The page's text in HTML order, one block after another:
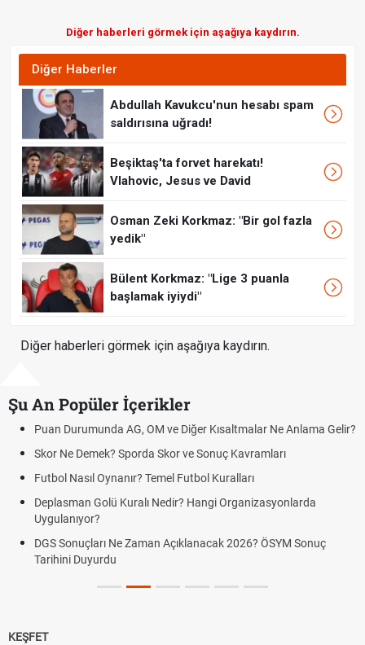
Diğer haberleri görmek için aşağıya kaydırın.
Diğer Haberler
Abdullah Kavukcu'nun hesabı spam
saldırısına uğradı!
Beşiktaş'ta forvet harekatı!
Vlahovic, Jesus ve David
Osman Zeki Korkmaz: "Bir gol fazla
yedik"
Bülent Korkmaz: "Lige 3 puanla
başlamak iyiydi"
Diğer haberleri görmek için aşağıya kaydırın.
Şu An Popüler İçerikler
Puan Durumunda AG, OM ve Diğer Kısaltmalar Ne Anlama Gelir?
Skor Ne Demek? Sporda Skor ve Sonuç Kavramları
Futbol Nasıl Oynanır? Temel Futbol Kuralları
Deplasman Golü Kuralı Nedir? Hangi Organizasyonlarda
Uygulanıyor?
DGS Sonuçları Ne Zaman Açıklanacak 2026? ÖSYM Sonuç
Tarihini Duyurdu
KEŞFET